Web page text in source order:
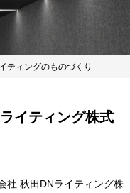
ティングのものづくり
イティング株式
社 秋田DNライティング株